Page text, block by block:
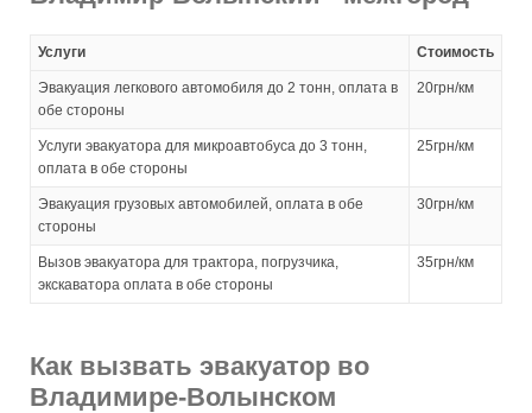
Услуги Стоимость
Эвакуация легкового автомобиля до 2 тонн, оплата в
обе стороны
20грн/км
Услуги эвакуатора для микроавтобуса до 3 тонн,
оплата в обе стороны
25грн/км
Эвакуация грузовых автомобилей, оплата в обе
стороны
30грн/км
Вызов эвакуатора для трактора, погрузчика,
экскаватора оплата в обе стороны
35грн/км
Как вызвать эвакуатор во
Владимире-Волынском